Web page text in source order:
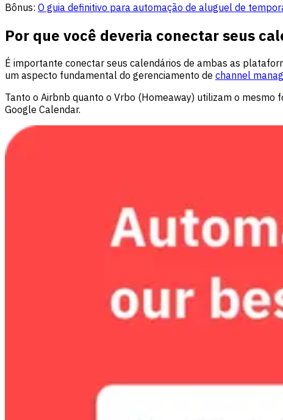
Bônus: O guia definitivo para automação de aluguel de
Por que você deveria conectar seus
É importante conectar seus calendários de ambas as
um aspecto fundamental do gerenciamento de channel
Tanto o Airbnb quanto o Vrbo (Homeaway) utilizam o
Google Calendar.